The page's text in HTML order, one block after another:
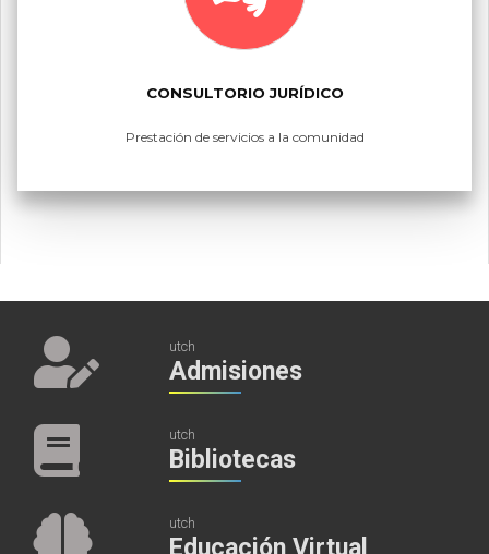
CONSULTORIO JURÍDICO
Prestación de servicios a la comunidad
utch
Admisiones
utch
Bibliotecas
utch
Educación Virtual